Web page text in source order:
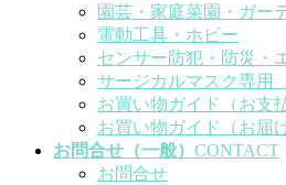
園芸・家庭菜園・ガー
電動工具・ホビー
センサー防犯・防災・
サージカルマスク専
お買い物ガイド（お支
お買い物ガイド（お届
お問合せ（一般） CONTACT
お問合せ